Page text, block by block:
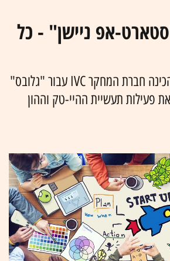
אפ ניישן" - כל
לקראת כנס הג'רני, הכינה חברת המחקר IVC עבור "גלובס"
פעילות תעשיית ההיי-טק וההון